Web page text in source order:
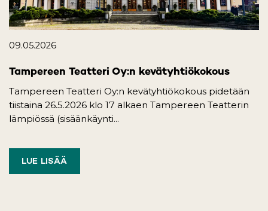
09.05.2026
Tampereen Teatteri Oy:n kevätyhtiökokous
Tampereen Teatteri Oy:n kevätyhtiökokous pidetään
tiistaina 26.5.2026 klo 17 alkaen Tampereen Teatterin
lämpiössä (sisäänkäynti...
LUE LISÄÄ